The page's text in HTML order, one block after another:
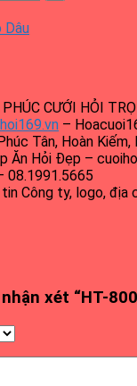
Dâu
CƯỚI HỎI
–
Tân, Hoàn Kiếm,
Ăn Hỏi Đẹp –
Công ty, logo, địa
xét “HT-